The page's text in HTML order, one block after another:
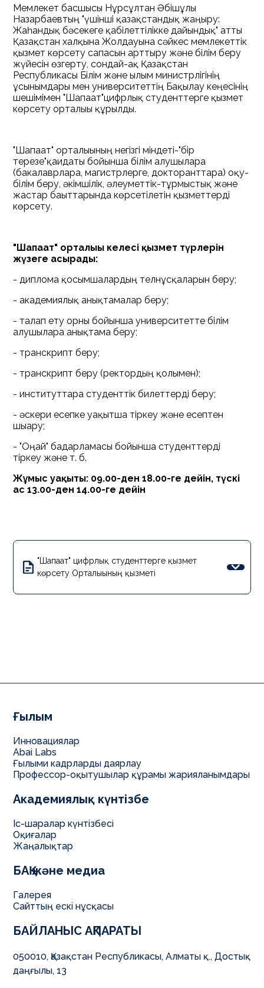
Мемлекет басшысы Нұрсұлтан Әбішұлы
Назарбаевтың "үшінші қазақстандық жаңғыру:
Жаһандық бәсекеге қабілеттілікке дайындық" атты
Қазақстан халқына Жолдауына сәйкес мемлекеттік
қызмет көрсету сапасын арттыру және білім беру
жүйесін өзгерту, сондай-ақ Қазақстан
Республикасы Білім және ғылым министрлігінің
ұсынымдары мен университеттің Бақылау кеңесінің
шешімімен "Шапағат"цифрлық студенттерге қызмет
көрсету орталығы құрылды.
"Шапағат" орталығының негізгі міндеті-"бір
терезе"қағидаты бойынша білім алушыларға
(бакалаврларға, магистрлерге, докторанттарға) оқу-
білім беру, әкімшілік, әлеуметтік-тұрмыстық және
жастар бағыттарында көрсетілетін қызметтерді
көрсету.
"Шапағат" орталығы келесі қызмет түрлерін
жүзеге асырады:
- дипломға қосымшалардың телнұсқаларын беру;
- академиялық анықтамалар беру;
- талап ету орны бойынша университетте білім
алушыларға анықтама беру;
- транскрипт беру;
- транскрипт беру (ректордың қолымен);
- институттарға студенттік билеттерді беру;
- әскери есепке уақытша тіркеу және есептен
шығару;
- "Оңай" бағдарламасы бойынша студенттерді
тіркеу және т. б.
Жұмыс уақыты: 09.00-ден 18.00-ге дейін, түскі
ас 13.00-ден 14.00-ге дейін
"Шапағат" цифрлық студенттерге қызмет
көрсету Орталығының қызметі
БАЙЛАНЫС АҚПАРАТЫ
050010, Қазақстан Республикасы, Алматы қ., Достық
даңғылы, 13
Ғылым
Инновациялар
Abai Labs
Ғылыми кадрларды даярлау
Профессор-оқытушылар құрамы жарияланымдары
Академиялық күнтізбе
Іс-шаралар күнтізбесі
Оқиғалар
Жаңалықтар
БАҚ және медиа
Галерея
Сайттың ескі нұсқасы